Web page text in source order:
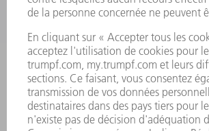
PROFIL DE L'ENTREPRISE
CONSEIL D'ADMINISTRATION
RAPPORT ANNUEL
PRINCIPES FONDAMENTAUX DE L'ENTREPRISE
CONFORMITÉ
SYSTÈME D'ALERTE
SÉCURITÉ
COMMUNIQUÉS DE PRESSE
MAGAZINE